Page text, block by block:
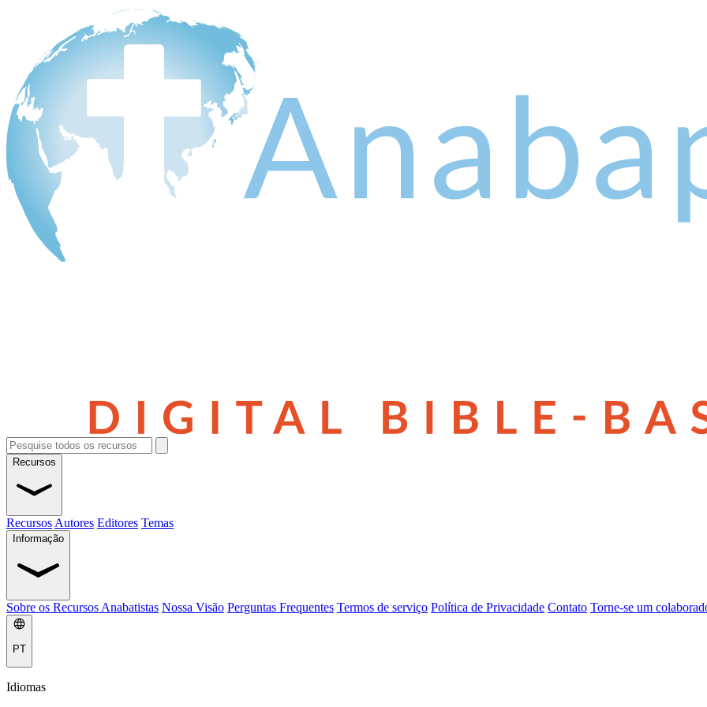
Recursos
Recursos Autores Editores Temas
Informação
Sobre os Recursos Anabatistas Nossa Visão Perguntas Frequentes Termos de serviço Política de Privacidade Contato Torne-se um
PT
Idiomas